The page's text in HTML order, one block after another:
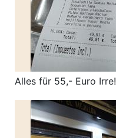
Alles für 55,- Euro Irre!